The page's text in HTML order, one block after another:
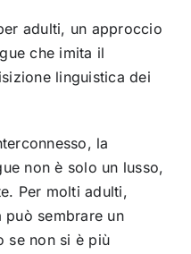
adulti, un approccio
che imita il
linguistica dei
la
non è solo un lusso,
Per molti adulti,
può sembrare un
se non si è più